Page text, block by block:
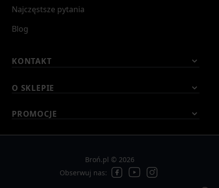
Najczęstsze pytania
Blog
KONTAKT
O SKLEPIE
PROMOCJE
Broń.pl © 2026
Obserwuj nas: